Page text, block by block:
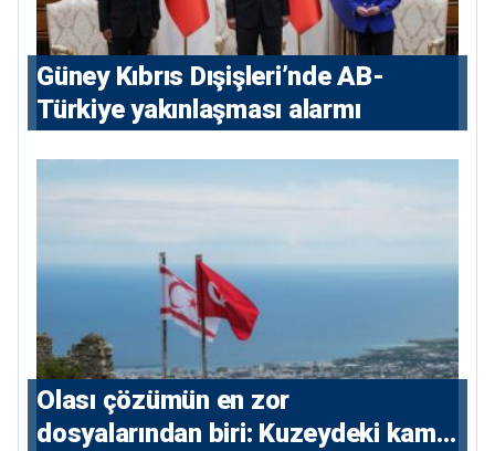
Güney Kıbrıs Dışişleri’nde AB-
Türkiye yakınlaşması alarmı
Olası çözümün en zor
dosyalarından biri: Kuzeydeki kamu